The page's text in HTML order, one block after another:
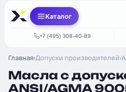
Каталог
+7 (495) 308-40-89
Главная›Допуски производителей›
Масла с
ANSI/AGMA